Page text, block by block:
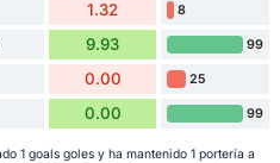
1.32 8
9.93 99
0.00 25
0.00 99
1 goals goles y ha mantenido 1 portería a